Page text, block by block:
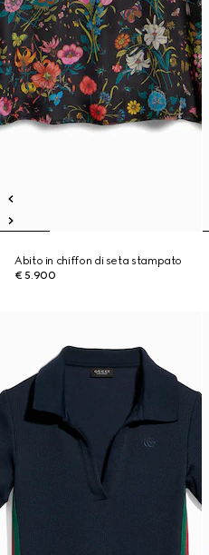
Abito in chiffon di seta stampato
€ 5.900